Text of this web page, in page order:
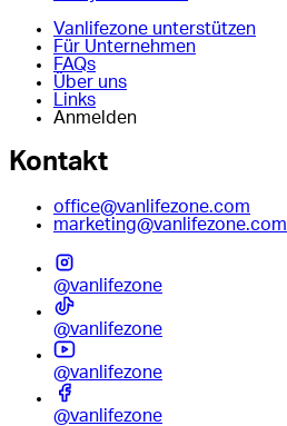
Vanlifezone unterstützen
Für Unternehmen
FAQs
Über uns
Links
Anmelden
Kontakt
office@vanlifezone.com
marketing@vanlifezone.com
@vanlifezone
@vanlifezone
@vanlifezone
@vanlifezone